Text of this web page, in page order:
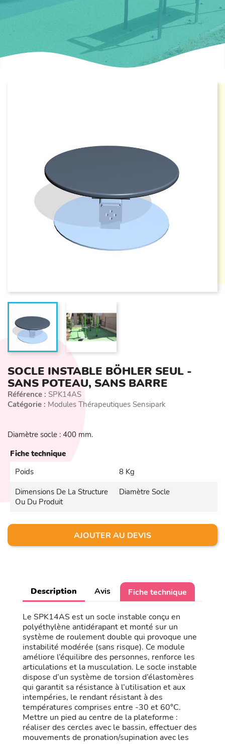
SOCLE INSTABLE BÖHLER SEUL -
SANS POTEAU, SANS BARRE
Référence : SPK14AS
Catégorie : Modules Thérapeutiques Sensipark
Diamètre socle : 400 mm.
Fiche technique
Poids
8 Kg
Dimensions De La Structure
Ou Du Produit
Diamètre Socle
AJOUTER AU DEVIS
Description Avis Fiche technique
Le SPK14AS est un socle instable conçu en
polyéthylène antidérapant et monté sur un
système de roulement double qui provoque une
instabilité modérée (sans risque). Ce module
améliore l’équilibre des personnes, renforce les
articulations et la musculation. Le socle instable
dispose d’un système de torsion d’élastomères
qui garantit sa résistance à l’utilisation et aux
intempéries, le rendant résistant à des
températures comprises entre -30 et 60°C.
Mettre un pied au centre de la plateforme :
réaliser des cercles avec le bassin, effectuer des
mouvements de pronation/supination avec les